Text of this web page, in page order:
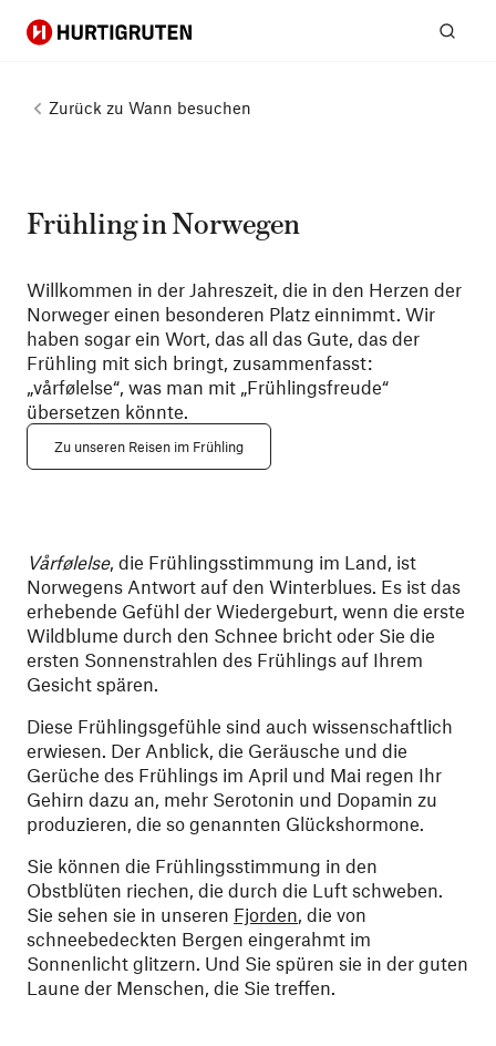
Hurtigruten
Zurück zu Wann besuchen
Frühling in Norwegen
Willkommen in der Jahreszeit, die in den Herzen der
Norweger einen besonderen Platz einnimmt. Wir
haben sogar ein Wort, das all das Gute, das der
Frühling mit sich bringt, zusammenfasst:
„vårfølelse“, was man mit „Frühlingsfreude“
übersetzen könnte.
Zu unseren Reisen im Frühling
Vårfølelse, die Frühlingsstimmung im Land, ist
Norwegens Antwort auf den Winterblues. Es ist das
erhebende Gefühl der Wiedergeburt, wenn die erste
Wildblume durch den Schnee bricht oder Sie die
ersten Sonnenstrahlen des Frühlings auf Ihrem
Gesicht spären.
Diese Frühlingsgefühle sind auch wissenschaftlich
erwiesen. Der Anblick, die Geräusche und die
Gerüche des Frühlings im April und Mai regen Ihr
Gehirn dazu an, mehr Serotonin und Dopamin zu
produzieren, die so genannten Glückshormone.
Sie können die Frühlingsstimmung in den
Obstblüten riechen, die durch die Luft schweben.
Sie sehen sie in unseren Fjorden, die von
schneebedeckten Bergen eingerahmt im
Sonnenlicht glitzern. Und Sie spüren sie in der guten
Laune der Menschen, die Sie treffen.